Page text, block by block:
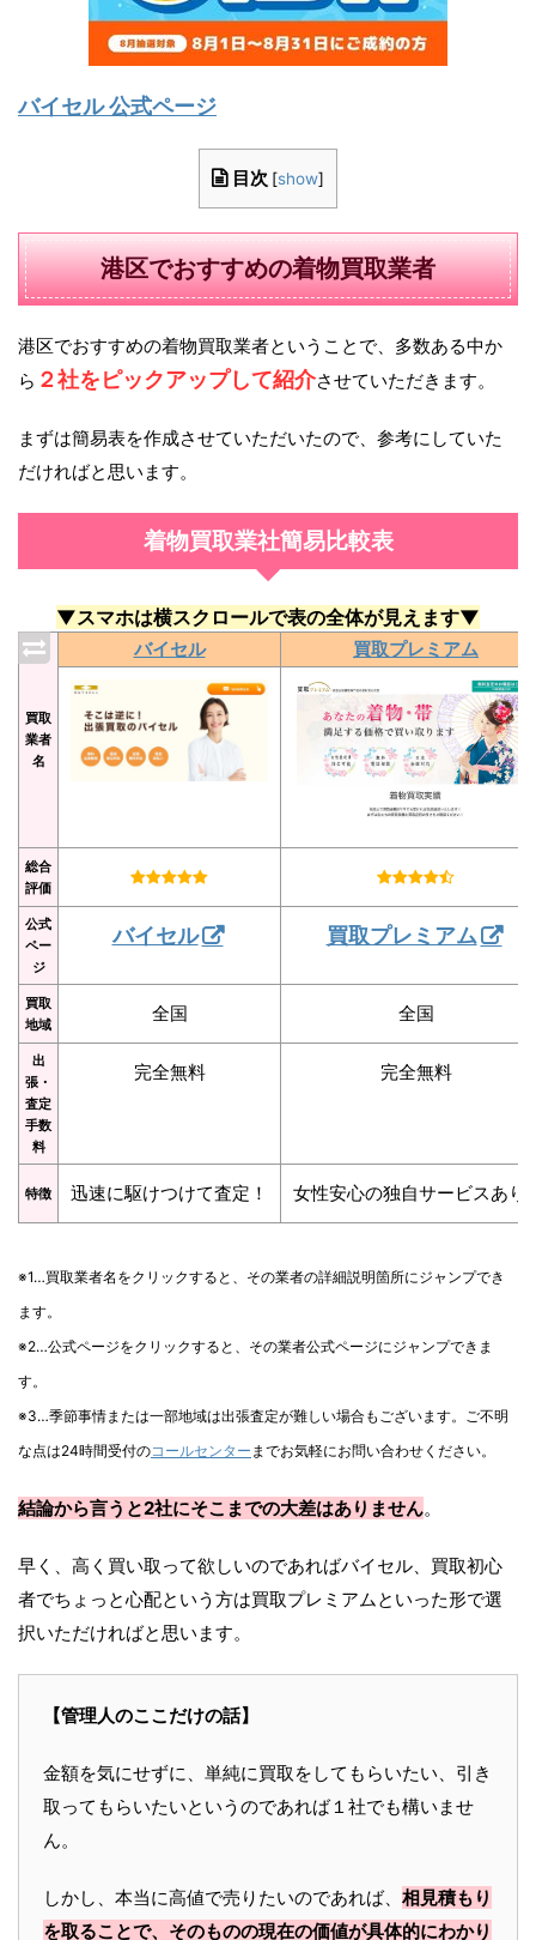
バイセル 公式ページ
目次 [show]
港区でおすすめの着物買取業者
港区でおすすめの着物買取業者ということで、多数ある中か
ら ２社をピックアップして紹介させていただきます。
まずは簡易表を作成させていただいたので、参考にしていた
だければと思います。
着物買取業社簡易比較表
▼スマホは横スクロールで表の全体が見えます▼
買取
業者
名
バイセル 買取プレミアム
総合
評価
公式
ペー
ジ
バイセル 買取プレミアム
買取
地域
全国 全国
出
張・
査定
手数
料
完全無料 完全無料
特徴 迅速に駆けつけて査定！ 女性安心の独自サービスあり
※1…買取業者名をクリックすると、その業者の詳細説明箇所にジャンプでき
ます。
※2…公式ページをクリックすると、その業者公式ページにジャンプできま
す。
※3…季節事情または一部地域は出張査定が難しい場合もございます。ご不明
な点は24時間受付のコールセンター までお気軽にお問い合わせください。
結論から言うと2社にそこまでの大差はありません。
早く、高く買い取って欲しいのであればバイセル、買取初心
者でちょっと心配という方は買取プレミアムといった形で選
択いただければと思います。
【管理人のここだけの話】
金額を気にせずに、単純に買取をしてもらいたい、引き
取ってもらいたいというのであれば１社でも構いませ
ん。
しかし、本当に高値で売りたいのであれば、 相見積もり
を取ることで、そのものの現在の価値が具体的にわかり